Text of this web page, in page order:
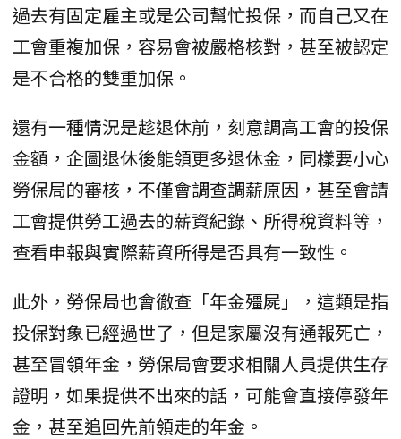
過去有固定雇主或是公司幫忙投保，而自己又在
工會重複加保，容易會被嚴格核對，甚至被認定
是不合格的雙重加保。
還有一種情況是趁退休前，刻意調高工會的投保
金額，企圖退休後能領更多退休金，同樣要小心
勞保局的審核，不僅會調查調薪原因，甚至會請
工會提供勞工過去的薪資紀錄、所得稅資料等，
查看申報與實際薪資所得是否具有一致性。
此外，勞保局也會徹查「年金殭屍」，這類是指
投保對象已經過世了，但是家屬沒有通報死亡，
甚至冒領年金，勞保局會要求相關人員提供生存
證明，如果提供不出來的話，可能會直接停發年
金，甚至追回先前領走的年金。